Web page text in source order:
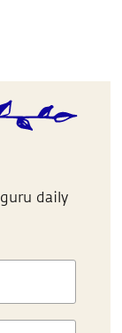
daily